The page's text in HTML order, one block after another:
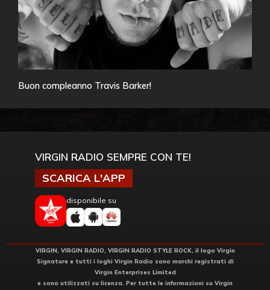
Buon compleanno Travis Barker!
VIRGIN RADIO SEMPRE CON TE!
SCARICA L'APP
disponibile su
VIRGIN, VIRGIN RADIO, VIRGIN RADIO STYLE ROCK, il logo Virgin
Signature e tutti i loghi Virgin Radio sono marchi registrati di
Virgin Enterprises Limited
e sono utilizzati su licenza. Per tutte le informazioni su Virgin